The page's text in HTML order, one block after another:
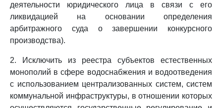
деятельности юридического лица в связи с его
ликвидацией на основании определения
арбитражного суда о завершении конкурсного
производства).
2. Исключить из реестра субъектов естественных
монополий в сфере водоснабжения и водоотведения
с использованием централизованных систем, систем
коммунальной инфраструктуры, в отношении которых